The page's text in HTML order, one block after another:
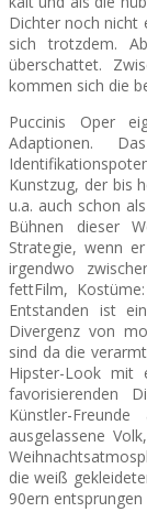
Dichter noch nicht
sich trotzdem.
überschattet.
kommen sich die
Puccinis Oper
Adaptionen.
Kunstzug, der bis
u.a. auch schon
Bühnen dieser
Strategie, wenn
irgendwo
fettFilm,
Entstanden ist
Divergenz von
sind da die
Hipster-Look mit
favorisierenden
Künstler-
ausgelassene
die weiß
90ern entsprungen